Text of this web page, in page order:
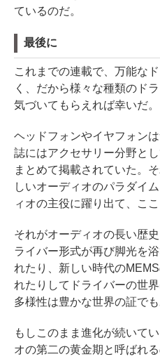
ているのだ。
最後に
これまでの連載で、万能な
く、だから様々な種類のド
気づいてもらえれば幸いだ。
ヘッドフォンやイヤフォン
誌にはアクセサリー分野と
まとめて掲載されていた。
しいオーディオのパラダイ
ィオの主役に躍り出て、こ
それがオーディオの長い歴
ライバー形式が再び脚光を
れたり、新しい時代の
れたりしてドライバーの世
多様性は豊かな世界の証でも
もしこのまま進化が続いて
オの第二の黄金期と呼ばれ